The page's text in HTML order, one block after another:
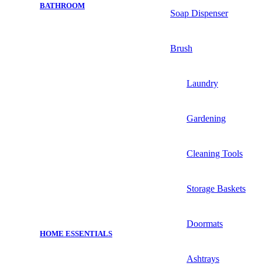
BATHROOM
Soap Dispenser
Brush
HOME ESSENTIALS
Laundry
Gardening
Cleaning Tools
Storage Baskets
Doormats
Ashtrays